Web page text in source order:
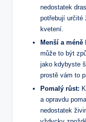
nedostatek
potřebují určité
kvetení.
Menší a méně
může to být
jako kdybyste
prostě vám to
Pomalý růst:
a opravdu
nedostatek